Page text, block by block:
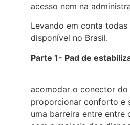
acesso nem na
Levando em conta
disponível no Brasil.
Parte 1- Pad de
acomodar o conector
proporcionar conforto e
uma barreira entre